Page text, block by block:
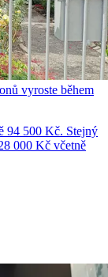
vyroste během
94 500 Kč. Stejný
000 Kč včetně